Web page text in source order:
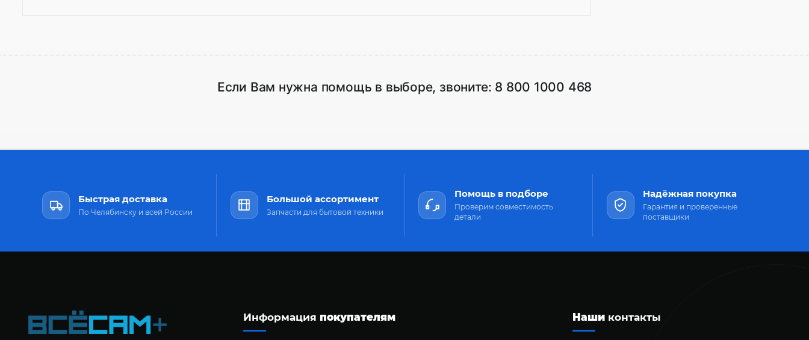
Если Вам нужна помощь в выборе, звоните: 8 800 1000 468
Быстрая доставка
По Челябинску и всей России
Большой ассортимент
Запчасти для бытовой техники
Помощь в подборе
Проверим совместимость
детали
Надёжная покупка
Гарантия и проверенные
поставщики
Информация покупателям Нашиконтакты